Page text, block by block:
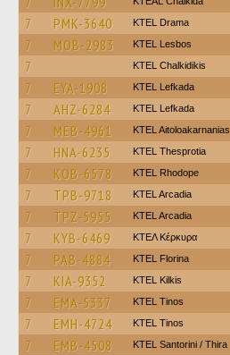
7 PMK-3640 KTEL Drama
7 MOB-2983 KTEL Lesbos
7 ΚΤΕL Chalkidikis
7 EYA-1908 KTEL Lefkada
7 AHZ-6284 KTEL Lefkada
7 MEB-4961 KTEL Aitoloakarnanias
7 HNA-6235 KTEL Thesprotia
7 KOB-6578 KTEL Rhodope
7 TPB-9718 KTEL Arcadia
7 TPZ-5955 KTEL Arcadia
7 KYB-6469 ΚΤΕΛ Κέρκυρα
7 PAB-4884 KTEL Florina
7 KIA-9352 KTEL Kilkis
7 EMA-5337 KTEL Tinos
7 EMH-4724 KTEL Tinos
7 EMB-4508 KTEL Santorini / Thira